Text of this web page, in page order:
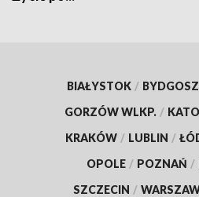
BIAŁYSTOK /
GORZÓW WLKP. /
KRAKÓW / LUBLIN /
OPOLE / POZNAŃ /
SZCZECIN /